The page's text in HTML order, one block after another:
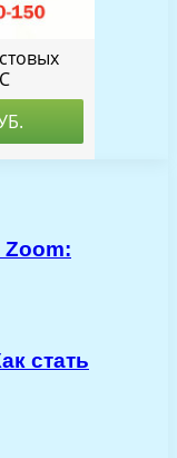
стать